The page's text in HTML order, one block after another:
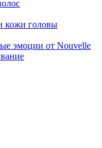
кожи головы
эмоции от Nouvelle